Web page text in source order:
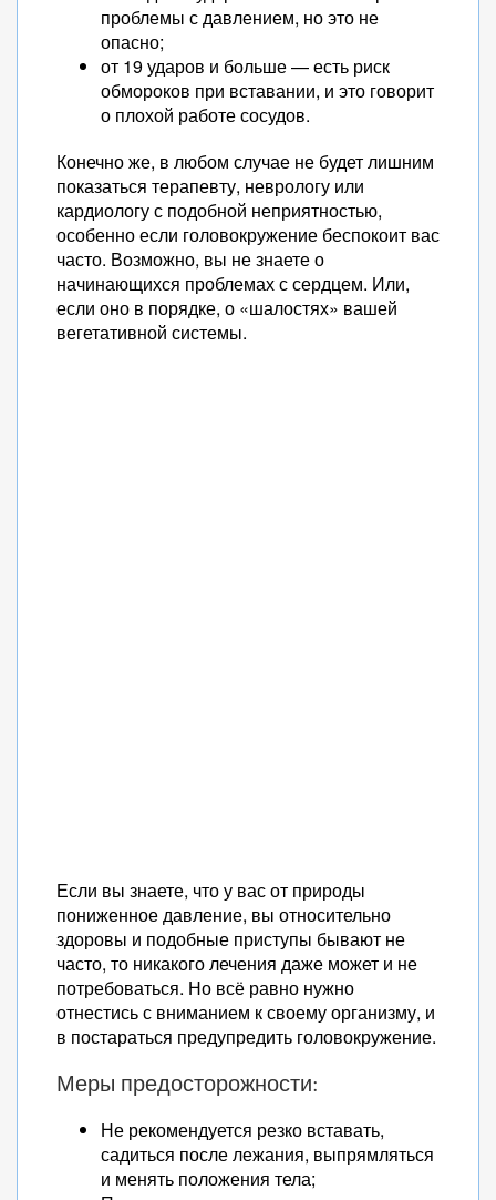
проблемы с давлением, но это не
опасно;
от 19 ударов и больше — есть риск
обмороков при вставании, и это говорит
о плохой работе сосудов.
Конечно же, в любом случае не будет лишним
показаться терапевту, неврологу или
кардиологу с подобной неприятностью,
особенно если головокружение беспокоит вас
часто. Возможно, вы не знаете о
начинающихся проблемах с сердцем. Или,
если оно в порядке, о «шалостях» вашей
вегетативной системы.
Если вы знаете, что у вас от природы
пониженное давление, вы относительно
здоровы и подобные приступы бывают не
часто, то никакого лечения даже может и не
потребоваться. Но всё равно нужно
отнестись с вниманием к своему организму, и
в постараться предупредить головокружение.
Меры предосторожности:
Не рекомендуется резко вставать,
садиться после лежания, выпрямляться
и менять положения тела;